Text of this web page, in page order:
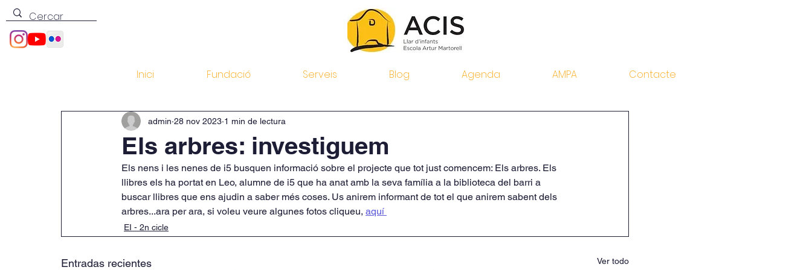
Inici Fundació Serveis Blog Agenda AMPA Contacte
Els arbres: investiguem
admin 28 nov 2023 1 min de lectura
Els nens i les nenes de i5 busquen informació sobre el projecte que tot just comencem: Els arbres. Els
llibres els ha portat en Leo, alumne de i5 que ha anat amb la seva família a la biblioteca del barri a
buscar llibres que ens ajudin a saber més coses. Us anirem informant de tot el que anirem sabent dels
arbres...ara per ara, si voleu veure algunes fotos cliqueu, aquí
EI - 2n cicle
Entradas recientes Ver todo